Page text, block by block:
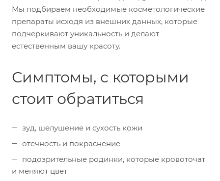
Мы подбираем необходимые косметологические
препараты исходя из внешних данных, которые
подчеркивают уникальность и делают
естественным вашу красоту.
Симптомы, с которыми
стоит обратиться
зуд, шелушение и сухость кожи
отечность и покраснение
подозрительные родинки, которые кровоточат
и меняют цвет